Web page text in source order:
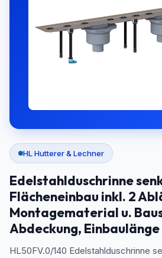
HL Hutterer & Lechner
Edelstahlduschrinne
Flächeneinbau inkl. 2
Montagematerial u.
Abdeckung,
HL50FV.0/140 Edelstahlduschrinne